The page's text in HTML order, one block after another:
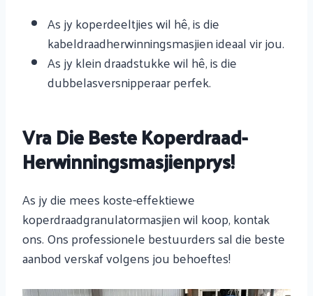
As jy koperdeeltjies wil hê, is die
kabeldraadherwinningsmasjien ideaal vir jou.
As jy klein draadstukke wil hê, is die
dubbelasversnipperaar perfek.
Vra Die Beste Koperdraad-
Herwinningsmasjienprys!
As jy die mees koste-effektiewe
koperdraadgranulatormasjien wil koop, kontak
ons. Ons professionele bestuurders sal die beste
aanbod verskaf volgens jou behoeftes!